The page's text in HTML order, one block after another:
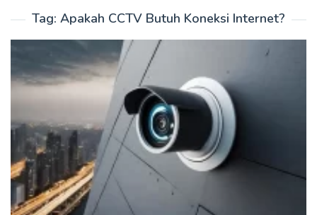
Tag: Apakah CCTV Butuh Koneksi Internet?